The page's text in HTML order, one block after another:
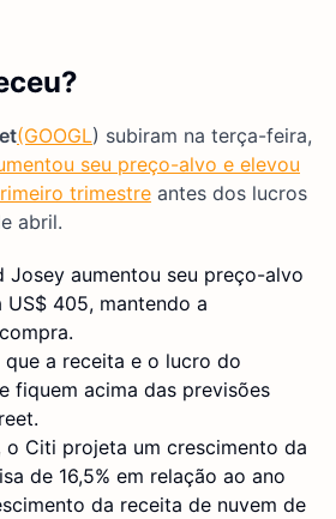
(GOOGL) subiram na terça-feira,
seu preço-alvo e elevou
trimestre antes dos lucros
abril.
Josey aumentou seu preço-alvo
405, mantendo a
que a receita e o lucro do
fiquem acima das previsões
o Citi projeta um crescimento da
de 16,5% em relação ao ano
da receita de nuvem de